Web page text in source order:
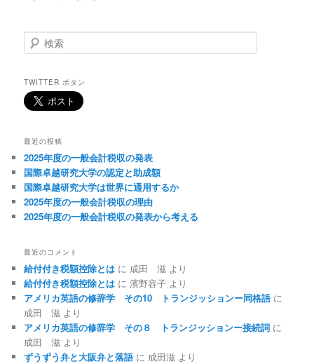
検
索
TWITTER ボタン
最近の投稿
2025年度の一般会計税収の発表
国際卓越研究大学の認定と助成額
国際卓越研究大学は世界に通用するか
2025年度の一般会計税収の理由
2025年度の一般会計税収の発表から考える
最近のコメント
給付付き税額控除とは に 成田 滋 より
給付付き税額控除とは に濱野容子 より
アメリカ英語の修辞学 その10 トランジッションー同格語に
成田 滋 より
アメリカ英語の修辞学 その８ トランジッションー接続詞 に
成田 滋 より
ずうずう弁と大阪弁と落語に 成田滋 より